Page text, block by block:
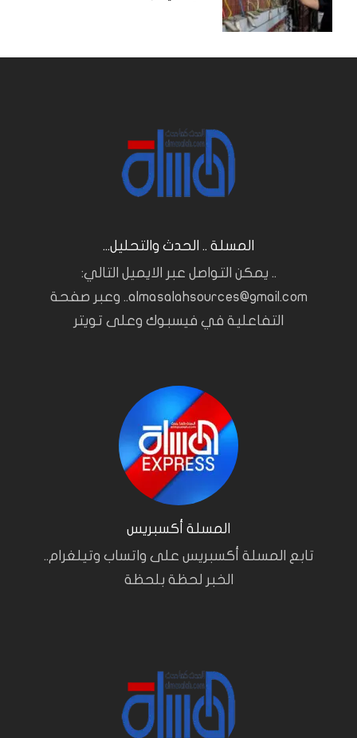
المسلة .. الحدث والتحليل...
.. يمكن التواصل عبر الايميل التالي:
almasalahsources@gmail.com.. وعبر صفحة
التفاعلية في فيسبوك وعلى تويتر
المسلة أكسبريس
تابع المسلة أكسبريس على واتساب وتيلغرام..
الخبر لحظة بلحظة